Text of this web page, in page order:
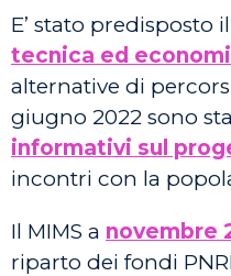
E’ stato predisposto il
tecnica ed
alternative di
giugno 2022 sono
informativi sul
incontri con la
Il MIMS a novembre
riparto dei fondi